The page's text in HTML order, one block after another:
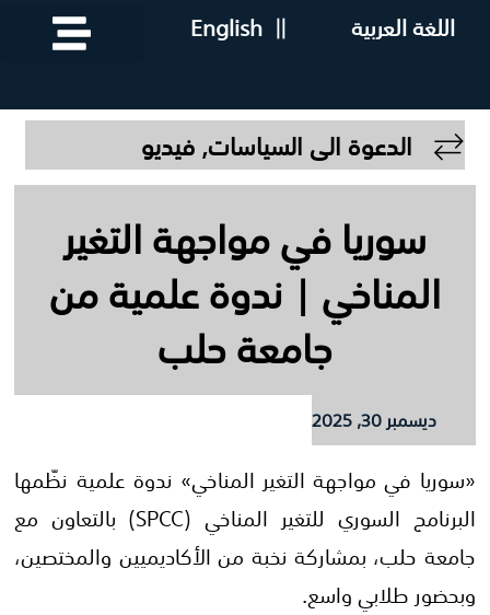
English || اللغة العربية
الدعوة الى السياسات,فيديو
سوريا في مواجهة التغير
المناخي | ندوة علمية من
جامعة حلب
ديسمبر 30, 2025
«سوريا في مواجهة التغير المناخي» ندوة علمية نظّمها
البرنامج السوري للتغير المناخي (SPCC) بالتعاون مع
جامعة حلب، بمشاركة نخبة من الأكاديميين والمختصين،
وبحضور طلابي واسع.